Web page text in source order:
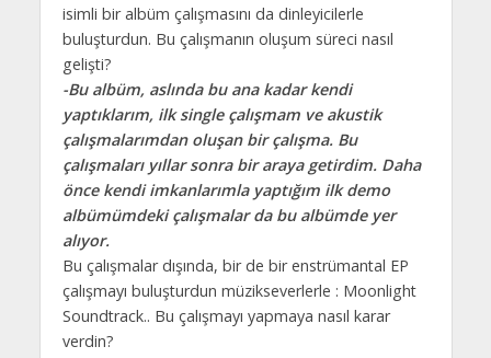
isimli bir albüm çalışmasını da dinleyicilerle
buluşturdun. Bu çalışmanın oluşum süreci nasıl
gelişti?
-Bu albüm, aslında bu ana kadar kendi
yaptıklarım, ilk single çalışmam ve akustik
çalışmalarımdan oluşan bir çalışma. Bu
çalışmaları yıllar sonra bir araya getirdim. Daha
önce kendi imkanlarımla yaptığım ilk demo
albümümdeki çalışmalar da bu albümde yer
alıyor.
Bu çalışmalar dışında, bir de bir enstrümantal EP
çalışmayı buluşturdun müzikseverlerle : Moonlight
Soundtrack.. Bu çalışmayı yapmaya nasıl karar
verdin?